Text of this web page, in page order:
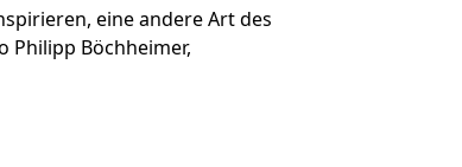
eine andere Art des
Philipp Böchheimer,